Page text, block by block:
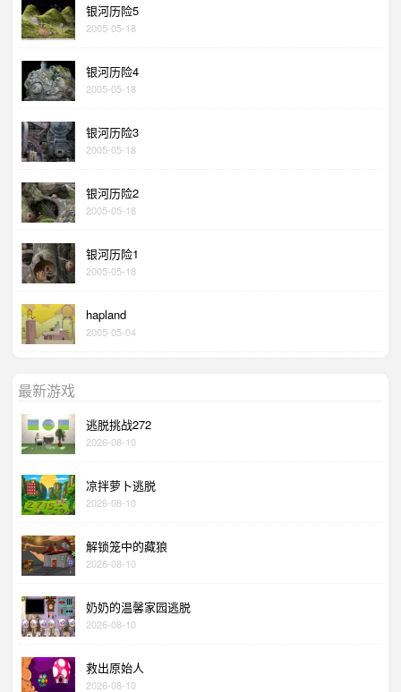
银河历险5
2005-05-18
银河历险4
2005-05-18
银河历险3
2005-05-18
银河历险2
2005-05-18
银河历险1
2005-05-18
hapland
2005-05-04
最新游戏
逃脱挑战272
2026-08-10
凉拌萝卜逃脱
2026-08-10
解锁笼中的藏狼
2026-08-10
奶奶的温馨家园逃脱
2026-08-10
救出原始人
2026-08-10